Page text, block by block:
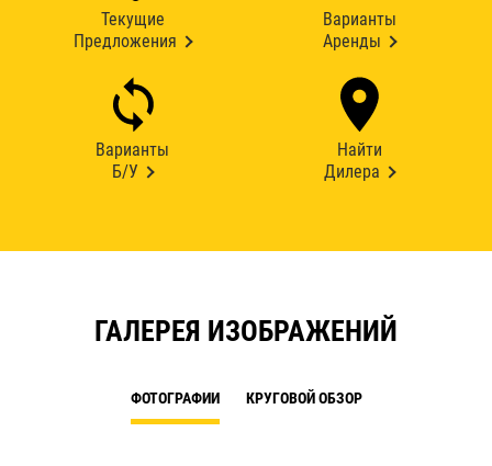
Текущие
Предложения
Варианты
Аренды
Варианты
Б/У
Найти
Дилера
ГАЛЕРЕЯ ИЗОБРАЖЕНИЙ
ФОТОГРАФИИ КРУГОВОЙ ОБЗОР